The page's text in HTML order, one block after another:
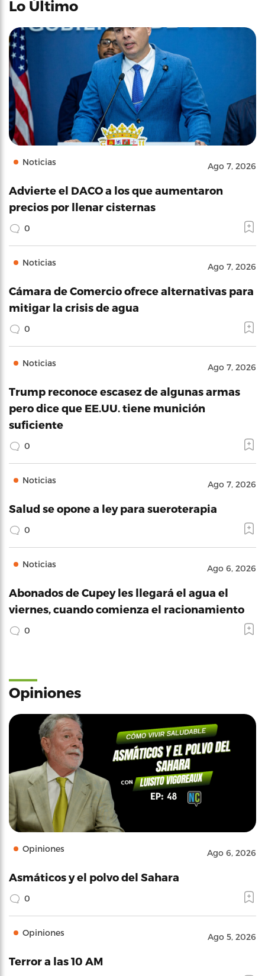
Lo Último
Noticias Ago 7, 2026
Advierte el DACO a los que aumentaron
precios por llenar cisternas
0
Noticias Ago 7, 2026
Cámara de Comercio ofrece alternativas para
mitigar la crisis de agua
0
Noticias Ago 7, 2026
Trump reconoce escasez de algunas armas
pero dice que EE.UU. tiene munición
suficiente
0
Noticias Ago 7, 2026
Salud se opone a ley para sueroterapia
0
Noticias Ago 6, 2026
Abonados de Cupey les llegará el agua el
viernes, cuando comienza el racionamiento
0
Opiniones
Opiniones Ago 6, 2026
Asmáticos y el polvo del Sahara
0
Opiniones Ago 5, 2026
Terror a las 10 AM